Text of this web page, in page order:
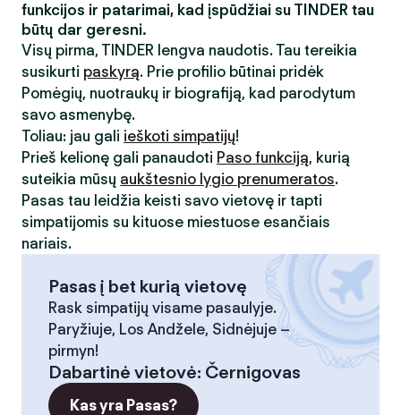
funkcijos ir patarimai, kad įspūdžiai su TINDER tau
būtų dar geresni.
Visų pirma, TINDER lengva naudotis. Tau tereikia
susikurti paskyrą. Prie profilio būtinai pridėk
Pomėgių, nuotraukų ir biografiją, kad parodytum
savo asmenybę.
Toliau: jau gali ieškoti simpatijų!
Prieš kelionę gali panaudoti Paso funkciją, kurią
suteikia mūsų aukštesnio lygio prenumeratos.
Pasas tau leidžia keisti savo vietovę ir tapti
simpatijomis su kituose miestuose esančiais
nariais.
Pasas į bet kurią vietovę
Rask simpatijų visame pasaulyje.
Paryžiuje, Los Andžele, Sidnėjuje –
pirmyn!
Dabartinė vietovė: Černigovas
Kas yra Pasas?